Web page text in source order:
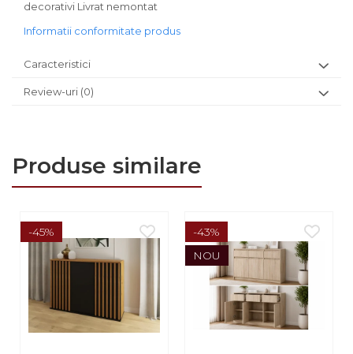
decorativi Livrat nemontat
Informatii conformitate produs
Caracteristici
Review-uri (0)
Produse similare
-45%
-43%
NOU